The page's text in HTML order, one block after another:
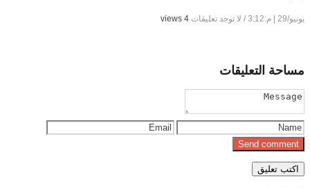
يونيو/29 | م:3:12 / لا توجد تعليقات 4 views
مساحة التعليقات